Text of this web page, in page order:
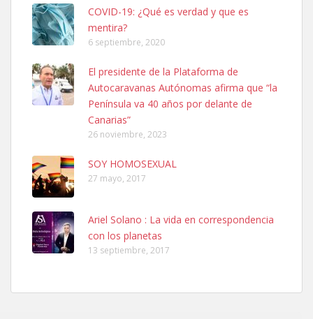
SHIBA PERDIDO AVDA JOSE MESA Y LOPEZ
PERRO MACHO RAZA SHIBA CON MICROCHIP PERDIDO HOY
06/07/2025 ZONA MESA Y LOPEZ. ES MUY ASUSTADIZO
Leales.org » Gran Canaria
6.7.2025
Ninfa perdida
El día 5 se los perdió una ninfa papillera, asustada tiene miedo a la
calle, se perdió por la zon...
COVID-19: ¿Qué es verdad y que es
mentira?
6 septiembre, 2020
El presidente de la Plataforma de
Autocaravanas Autónomas afirma que “la
Península va 40 años por delante de
Canarias”
26 noviembre, 2023
SOY HOMOSEXUAL
27 mayo, 2017
Ariel Solano : La vida en correspondencia
con los planetas
13 septiembre, 2017